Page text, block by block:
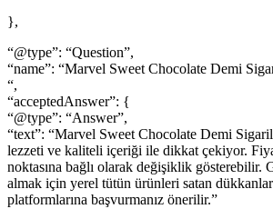
},
“@type”: “Question”,
“name”: “Marvel Sweet Chocolate Demi
“,
“acceptedAnswer”: {
“@type”: “Answer”,
“text”: “Marvel Sweet Chocolate Demi
lezzeti ve kaliteli içeriği ile dikkat çekiyor.
noktasına bağlı olarak değişiklik gösterebilir.
almak için yerel tütün ürünleri satan
platformlarına başvurmanız önerilir.”